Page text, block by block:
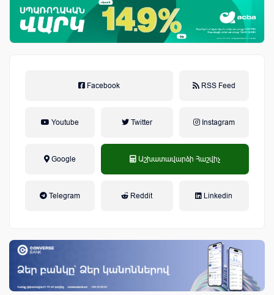
Facebook RSS Feed
Youtube Twitter Instagram
Google Աշխատավարձի Հաշվիչ
Telegram Reddit Linkedin